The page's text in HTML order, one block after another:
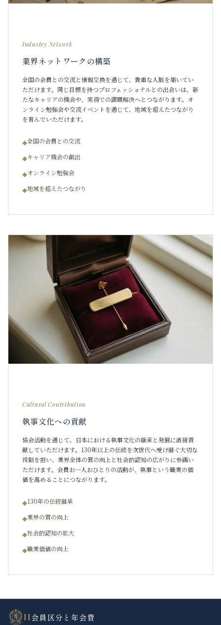
Industry Network
業界ネットワークの構築
全国の会員との交流と情報交換を通じて、貴重な人脈を築いてい
ただけます。同じ目標を持つプロフェッショナルとの出会いは、新
たなキャリアの機会や、実務での課題解決へとつながります。オ
ンライン勉強会や交流イベントを通じて、地域を超えたつながり
を育んでいただけます。
◆全国の会員との交流
◆キャリア機会の創出
◆オンライン勉強会
◆地域を超えたつながり
Cultural Contribution
執事文化への貢献
協会活動を通じて、日本における執事文化の継承と発展に直接貢
献していただけます。130年以上の伝統を次世代へ受け継ぐ大切な
役割を担い、業界全体の質の向上と社会的認知の広がりに参画い
ただけます。会員お一人おひとりの活動が、執事という職業の価
値を高めることにつながります。
◆130年の伝統継承
◆業界の質の向上
◆社会的認知の拡大
◆職業価値の向上
II会員区分と年会費